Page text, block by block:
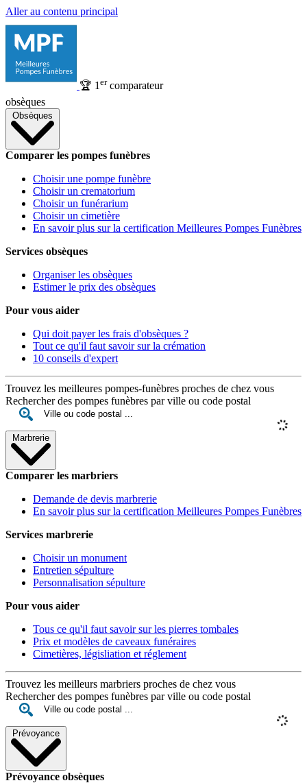
Aller au contenu principal
🏆 1 ercomparateur
obsèques
Obsèques
Comparer les pompes funèbres
Choisir une pompe funèbre
Choisir un crematorium
Choisir un funérarium
Choisir un cimetière
En savoir plus sur la certification Meilleures Pompes Funèbres
Services obsèques
Organiser les obsèques
Estimer le prix des obsèques
Pour vous aider
Qui doit payer les frais d'obsèques ?
Tout ce qu'il faut savoir sur la crémation
10 conseils d'expert
Trouvez les meilleures pompes-funèbres proches de chez vous
Rechercher des pompes funèbres par ville ou code postal
Marbrerie
Comparer les marbriers
Demande de devis marbrerie
En savoir plus sur la certification Meilleures Pompes Funèbres
Services marbrerie
Choisir un monument
Entretien sépulture
Personnalisation sépulture
Pour vous aider
Tous ce qu'il faut savoir sur les pierres tombales
Prix et modèles de caveaux funéraires
Cimetières, législiation et réglement
Trouvez les meilleurs marbriers proches de chez vous
Rechercher des pompes funèbres par ville ou code postal
Prévoyance
Prévoyance obsèques